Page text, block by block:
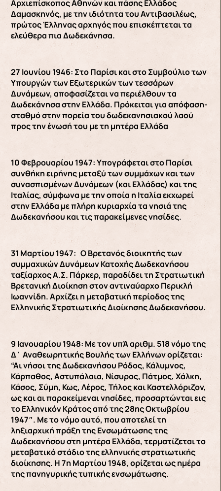
Αρχιεπίσκοπος Αθηνών και πάσης Ελλάδος
Δαμασκηνός, με την ιδιότητα του Αντιβασιλέως,
πρώτος Έλληνας αρχηγός που επισκέπτεται τα
ελεύθερα πια Δωδεκάνησα.
27 Ιουνίου 1946: Στο Παρίσι και στο Συμβούλιο των
Υπουργών των Εξωτερικών των τεσσάρων
Δυνάμεων, αποφασίζεται να περιέλθουν τα
Δωδεκάνησα στην Ελλάδα. Πρόκειται για απόφαση-
σταθμό στην πορεία του δωδεκανησιακού λαού
προς την ένωσή του με τη μητέρα Ελλάδα
10 Φεβρουαρίου 1947: Υπογράφεται στο Παρίσι
συνθήκη ειρήνης μεταξύ των συμμάχων και των
συνασπισμένων Δυνάμεων (και Ελλάδας) και της
Ιταλίας, σύμφωνα με την οποία η Ιταλία εκχωρεί
στην Ελλάδα με πλήρη κυριαρχία τα νησιά της
Δωδεκανήσου και τις παρακείμενες νησίδες.
31 Μαρτίου 1947: Ο Βρετανός διοικητής των
συμμαχικών Δυνάμεων Κατοχής Δωδεκανήσου
ταξίαρχος Α.Σ. Πάρκερ, παραδίδει τη Στρατιωτική
Βρετανική Διοίκηση στον αντιναύαρχο Περικλή
Ιωαννίδη. Αρχίζει η μεταβατική περίοδος της
Ελληνικής Στρατιωτικής Διοίκησης Δωδεκανήσου.
9 Ιανουαρίου 1948: Με τον υπΆ αριθμ. 518 νόμο της
Δ΄ Αναθεωρητικής Βουλής των Ελλήνων ορίζεται:
“Αι νήσοι της Δωδεκανήσου Ρόδος, Κάλυμνος,
Κάρπαθος, Αστυπάλαια, Νίσυρος, Πάτμος, Χάλκη,
Κάσος, Σύμη, Κως, Λέρος, Τήλος και Καστελλόριζον,
ως και αι παρακείμεναι νησίδες, προσαρτώνται εις
το Ελληνικόν Κράτος από της 28ης Οκτωβρίου
1947″. Με το νόμο αυτό, που αποτελεί τη
ληξιαρχική πράξη της Ενσωμάτωσης της
Δωδεκανήσου στη μητέρα Ελλάδα, τερματίζεται το
μεταβατικό στάδιο της ελληνικής στρατιωτικής
διοίκησης. Η 7η Μαρτίου 1948, ορίζεται ως ημέρα
της πανηγυρικής τυπικής ενσωμάτωσης.